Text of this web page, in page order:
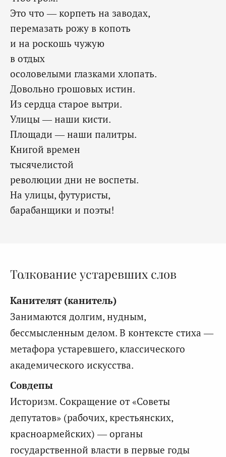
Это что — корпеть на заводах,
перемазать рожу в копоть
и на роскошь чужую
в отдых
осоловелыми глазками хлопать.
Довольно грошовых истин.
Из сердца старое вытри.
Улицы — наши кисти.
Площади — наши палитры.
Книгой времен
тысячелистой
революции дни не воспеты.
На улицы, футуристы,
барабанщики и поэты!
Толкование устаревших слов
Канителят (канитель)
Занимаются долгим, нудным,
бессмысленным делом. В контексте стиха —
метафора устаревшего, классического
академического искусства.
Совдепы
Историзм. Сокращение от «Советы
депутатов» (рабочих, крестьянских,
красноармейских) — органы
государственной власти в первые годы